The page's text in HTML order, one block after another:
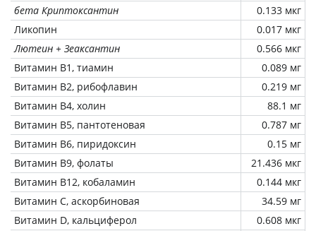
бета Криптоксантин
0.133 мкг
Ликопин
0.017 мкг
Лютеин + Зеаксантин
0.566 мкг
Витамин В1, тиамин
0.089 мг
Витамин В2, рибофлавин
0.219 мг
Витамин В4, холин
88.1 мг
Витамин В5, пантотеновая
0.787 мг
Витамин В6, пиридоксин
0.15 мг
Витамин В9, фолаты
21.436 мкг
Витамин В12, кобаламин
0.144 мкг
Витамин C, аскорбиновая
34.59 мг
Витамин D, кальциферол
0.608 мкг